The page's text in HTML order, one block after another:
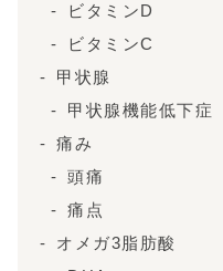
ビタミンD
ビタミンC
甲状腺
甲状腺機能低下症
痛み
頭痛
痛点
オメガ3脂肪酸